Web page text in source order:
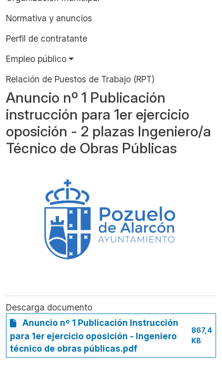
Normativa y anuncios
Perfil de contratante
Empleo público
Relación de Puestos de Trabajo (RPT)
Anuncio nº 1 Publicación
instrucción para 1er ejercicio
oposición - 2 plazas Ingeniero/a
Técnico de Obras Públicas
Descarga documento
Anuncio nº 1 Publicación Instrucción
para 1er ejercicio oposición - Ingeniero
técnico de obras públicas.pdf
867,4
KB